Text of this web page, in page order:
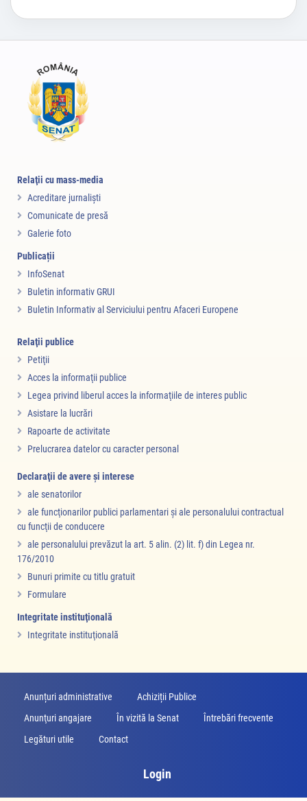
Relaţii cu mass-media
Acreditare jurnalişti
Comunicate de presă
Galerie foto
Publicații
InfoSenat
Buletin informativ GRUI
Buletin Informativ al Serviciului pentru Afaceri Europene
Relaţii publice
Petiţii
Acces la informaţii publice
Legea privind liberul acces la informaţiile de interes public
Asistare la lucrări
Rapoarte de activitate
Prelucrarea datelor cu caracter personal
Declaraţii de avere şi interese
ale senatorilor
ale funcţionarilor publici parlamentari şi ale personalului contractual
cu funcţii de conducere
ale personalului prevăzut la art. 5 alin. (2) lit. f) din Legea nr.
176/2010
Bunuri primite cu titlu gratuit
Formulare
Integritate instituţională
Integritate instituţională
Anunțuri administrative
Achiziții Publice
Anunţuri angajare
În vizită la Senat
Întrebări frecvente
Legături utile
Contact
Login